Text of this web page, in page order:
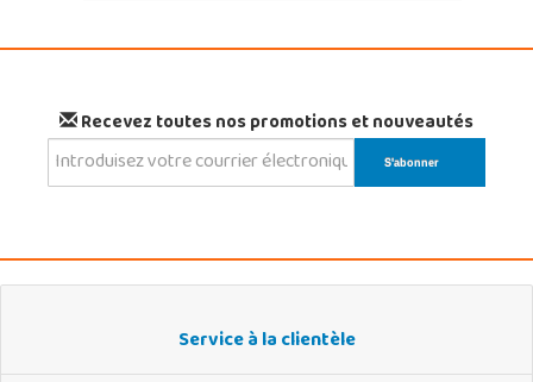
Recevez toutes nos promotions et nouveautés
Service à la clientèle